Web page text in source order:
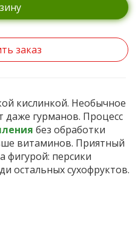
заказ
кислинкой. Необычное
даже гурманов. Процесс
без обработки
витаминов. Приятный
фигурой: персики
остальных сухофруктов.